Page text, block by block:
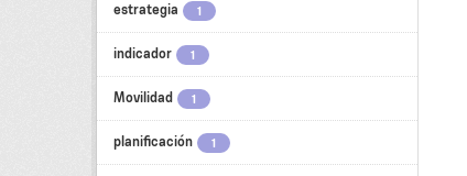
estrategia 1
indicador 1
Movilidad 1
planificación 1